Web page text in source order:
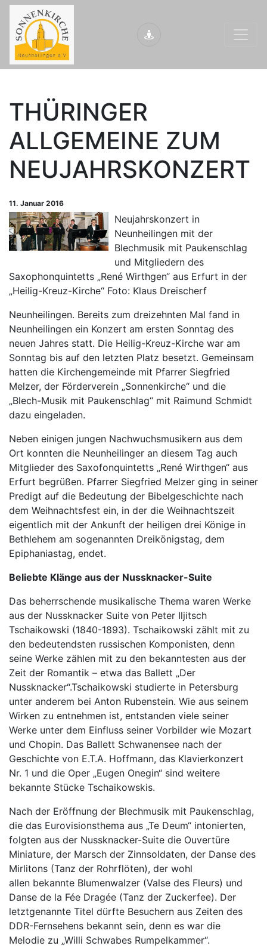
THÜRINGER
ALLGEMEINE ZUM
NEUJAHRSKONZERT
11. Januar 2016
Neujahrskonzert in
Neunheilingen mit der
Blechmusik mit Paukenschlag
und Mitgliedern des
Saxophonquintetts „René Wirthgen“ aus Erfurt in der
„Heilig-Kreuz-Kirche“ Foto: Klaus Dreischerf
Neunheilingen. Bereits zum dreizehnten Mal fand in
Neunheilingen ein Konzert am ersten Sonntag des
neuen Jahres statt. Die Heilig-Kreuz-Kirche war am
Sonntag bis auf den letzten Platz besetzt. Gemeinsam
hatten die Kirchengemeinde mit Pfarrer Siegfried
Melzer, der Förderverein „Sonnenkirche“ und die
„Blech-Musik mit Paukenschlag“ mit Raimund Schmidt
dazu eingeladen.
Neben einigen jungen Nachwuchsmusikern aus dem
Ort konnten die Neunheilinger an diesem Tag auch
Mitglieder des Saxofonquintetts „René Wirthgen“ aus
Erfurt begrüßen. Pfarrer Siegfried Melzer ging in seiner
Predigt auf die Bedeutung der Bibelgeschichte nach
dem Weihnachtsfest ein, in der die Weihnachtszeit
eigentlich mit der Ankunft der heiligen drei Könige in
Bethlehem am sogenannten Dreikönigstag, dem
Epiphaniastag, endet.
Beliebte Klänge aus der Nussknacker-Suite
Das beherrschende musikalische Thema waren Werke
aus der Nussknacker Suite von Peter Iljitsch
Tschaikowski (1840-1893). Tschaikowski zählt mit zu
den bedeutendsten russischen Komponisten, denn
seine Werke zählen mit zu den bekanntesten aus der
Zeit der Romantik – etwa das Ballett „Der
Nussknacker“.Tschaikowski studierte in Petersburg
unter anderem bei Anton Rubenstein. Wie aus seinem
Wirken zu entnehmen ist, entstanden viele seiner
Werke unter dem Einfluss seiner Vorbilder wie Mozart
und Chopin. Das Ballett Schwanensee nach der
Geschichte von E.T.A. Hoffmann, das Klavierkonzert
Nr. 1 und die Oper „Eugen Onegin“ sind weitere
bekannte Stücke Tschaikowskis.
Nach der Eröffnung der Blechmusik mit Paukenschlag,
die das Eurovisionsthema aus „Te Deum“ intonierten,
folgten aus der Nussknacker-Suite die Ouvertüre
Miniature, der Marsch der Zinnsoldaten, der Danse des
Mirlitons (Tanz der Rohrflöten), der wohl
allen bekannte Blumenwalzer (Valse des Fleurs) und
Danse de la Fée Dragée (Tanz der Zuckerfee). Der
letztgenannte Titel dürfte Besuchern aus Zeiten des
DDR-Fernsehens bekannt sein, denn es war die
Melodie zu „Willi Schwabes Rumpelkammer“.